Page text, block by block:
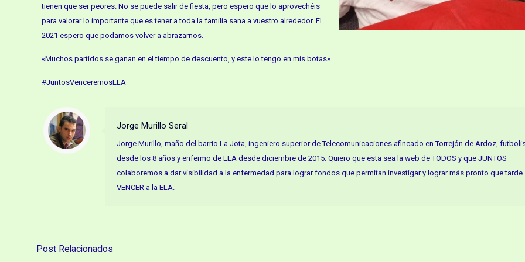
tienen que ser peores. No se puede salir de fiesta, pero espero que lo aprovechéis
para valorar lo importante que es tener a toda la familia sana a vuestro alrededor. El
2021 espero que podamos volver a abrazarnos.
«Muchos partidos se ganan en el tiempo de descuento, y este lo tengo en mis botas»
#JuntosVenceremosELA
Jorge Murillo Seral
Jorge Murillo, maño del barrio La Jota, ingeniero superior de Telecomunicaciones afincado en Torrejón de Ardoz,
desde los 8 años y enfermo de ELA desde diciembre de 2015. Quiero que esta sea la web de TODOS y que JUNTOS
colaboremos a dar visibilidad a la enfermedad para lograr fondos que permitan investigar y lograr más pronto que tarde
VENCER a la ELA.
Post Relacionados